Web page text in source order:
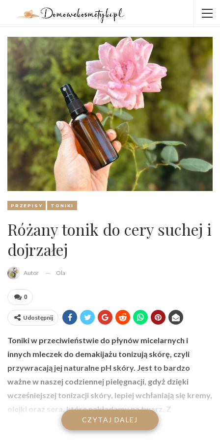
PRZEPISY TONIKI
Różany tonik do cery suchej i
dojrzałej
Autor Ola
0
Udostępnij
Toniki w przeciwieństwie do płynów micelarnych i
innych mleczek do demakijażu tonizują skórę, czyli
przywracają jej naturalne pH skóry. Jest to bardzo
ważne w naszej codziennej pielęgnacji, gdyż dzięki
wcześniejszej tonizacji skóry, lepiej wchłaniają się kremy,
olejki oraz sera, które nakładamy na twarz. Z
poniższego artykułu dowiecie się, jak przygototwać
domowy tonik różany DIY z dodatkiem składników
CZYTAJ DALEJ